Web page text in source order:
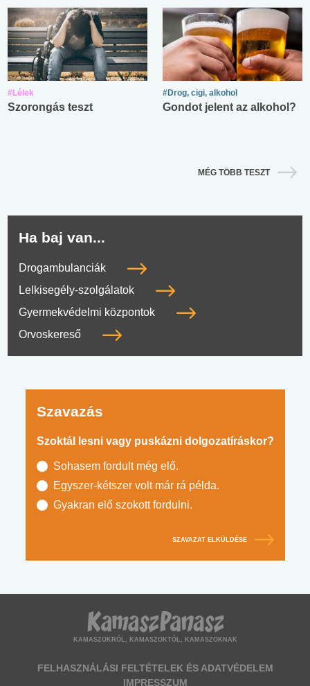
#Lélek
Szorongás teszt
#Drog, cigi, alkohol
Gondot jelent az alkohol?
MÉG TÖBB TESZT
Ha baj van...
Drogambulanciák
Lelkisegély-szolgálatok
Gyermekvédelmi központok
Orvoskereső
Szavazás
Szoktál lesni vagy puskázni dolgozatíráskor?
Sohasem fordult még elő.
Egyszer-kétszer volt már rá példa.
Gyakran elő szokott fordulni.
SZAVAZAT ELKÜLDÉSE
KAMASZOKRÓL, KAMASZOKTÓL, KAMASZOKNAK
FELHASZNÁLÁSI FELTÉTELEK ÉS ADATVÉDELEM
IMPRESSZUM